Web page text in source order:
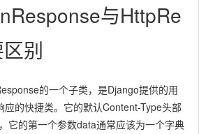
与HttpRe
别
的一个子类，是Django提供的用
应的快捷类。它的默认Content-Type头部
它的第一个参数data通常应该为一个字典